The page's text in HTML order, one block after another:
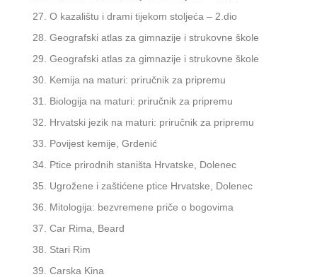
O kazalištu i drami tijekom stoljeća – 2.dio
Geografski atlas za gimnazije i strukovne škole
Geografski atlas za gimnazije i strukovne škole
Kemija na maturi: priručnik za pripremu
Biologija na maturi: priručnik za pripremu
Hrvatski jezik na maturi: priručnik za pripremu
Povijest kemije, Grdenić
Ptice prirodnih staništa Hrvatske, Dolenec
Ugrožene i zaštićene ptice Hrvatske, Dolenec
Mitologija: bezvremene priče o bogovima
Car Rima, Beard
Stari Rim
Carska Kina